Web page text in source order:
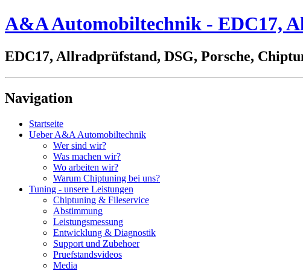
A&A Automobiltechnik - EDC17,
EDC17, Allradprüfstand, DSG, Porsche,
Navigation
Startseite
Ueber A&A Automobiltechnik
Wer sind wir?
Was machen wir?
Wo arbeiten wir?
Warum Chiptuning bei uns?
Tuning - unsere Leistungen
Chiptuning & Fileservice
Abstimmung
Leistungsmessung
Entwicklung & Diagnostik
Support und Zubehoer
Pruefstandsvideos
Media